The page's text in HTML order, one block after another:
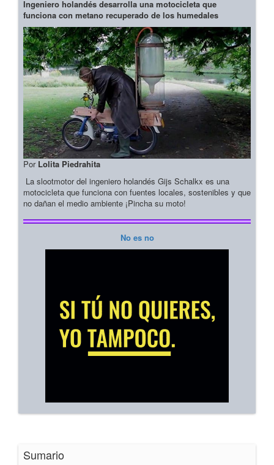
Ingeniero holandés desarrolla una motocicleta que
funciona con metano recuperado de los humedales
Por Lolita Piedrahita
La slootmotor del ingeniero holandés Gijs Schalkx es una
motocicleta que funciona con fuentes locales, sostenibles y que
no dañan el medio ambiente ¡Pincha su moto!
No es no
Sumario